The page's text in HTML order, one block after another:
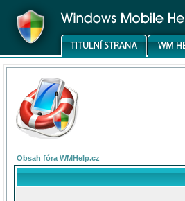
Obsah fóra WMHelp.cz